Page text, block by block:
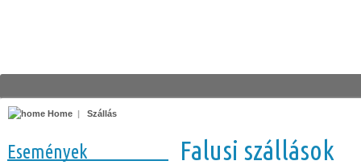
Home | Szállás
Események Falusi szállások